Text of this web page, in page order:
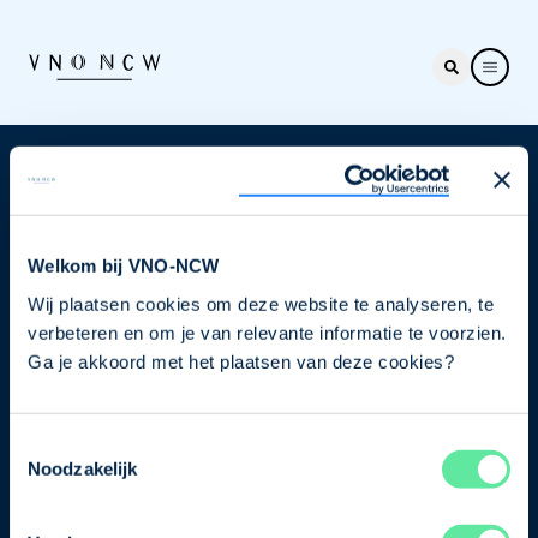
Welkom bij VNO-NCW
Wij plaatsen cookies om deze website te analyseren, te
verbeteren en om je van relevante informatie te voorzien.
Ga je akkoord met het plaatsen van deze cookies?
Noodzakelijk
Nieuwsbrief
je nu in voor de VNO-NCW nieuwsbrief.
Schrijf je in
Direct naar
Ons verhaal